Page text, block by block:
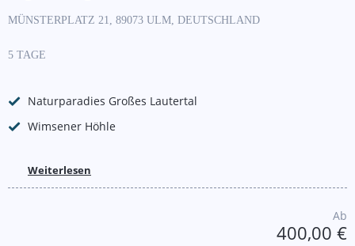
MÜNSTERPLATZ 21, 89073 ULM, DEUTSCHLAND
5 TAGE
Naturparadies Großes Lautertal
Wimsener Höhle
Weiterlesen
Ab
400,00 €